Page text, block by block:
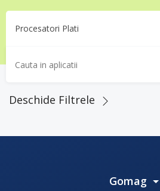
Deschide Filtrele
Gomag